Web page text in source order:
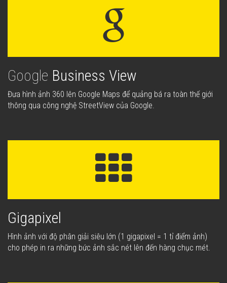
Google Business View
Đưa hình ảnh 360 lên Google Maps để quảng bá ra toàn thế giới
thông qua công nghệ StreetView của Google.
Gigapixel
Hình ảnh với độ phân giải siêu lớn (1 gigapixel = 1 tỉ điểm ảnh)
cho phép in ra những bức ảnh sắc nét lên đến hàng chục mét.